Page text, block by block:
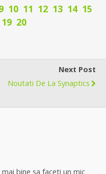
10 11 12 13 14 15
19 20
Next Post
Noutati De La Synaptics
bine sa faceti un mic